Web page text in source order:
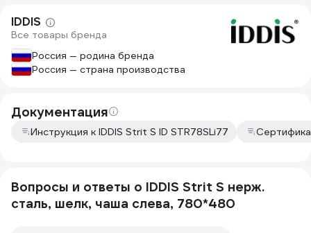
IDDIS
Все товары бренда
Россия — родина бренда
Россия — страна производства
Документация
Инструкция к IDDIS Strit S ID STR78SLi77
Вопросы и ответы о IDDIS Strit S нерж.
сталь, шелк, чаша слева, 780*480